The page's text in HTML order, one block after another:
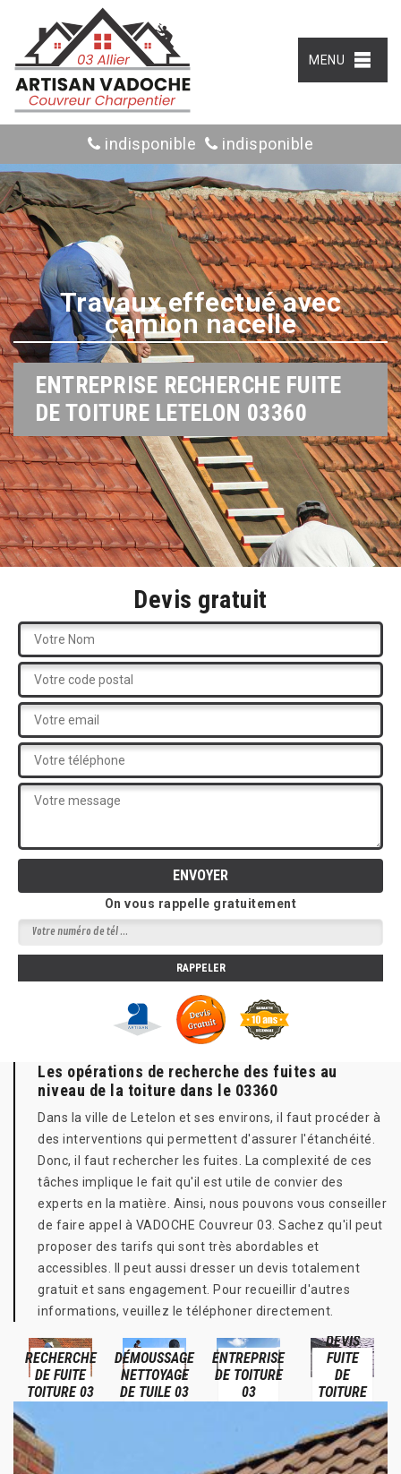
MENU
indisponible indisponible
Travaux effectué avec
camion nacelle
ENTREPRISE RECHERCHE FUITE
DE TOITURE LETELON 03360
Devis gratuit
On vous rappelle gratuitement
Les opérations de recherche des fuites au
niveau de la toiture dans le 03360
Dans la ville de Letelon et ses environs, il faut procéder à
des interventions qui permettent d'assurer l'étanchéité.
Donc, il faut rechercher les fuites. La complexité de ces
tâches implique le fait qu'il est utile de convier des
experts en la matière. Ainsi, nous pouvons vous conseiller
de faire appel à VADOCHE Couvreur 03. Sachez qu'il peut
proposer des tarifs qui sont très abordables et
accessibles. Il peut aussi dresser un devis totalement
gratuit et sans engagement. Pour recueillir d'autres
informations, veuillez le téléphoner directement.
DÉMOUSSAGE
NETTOYAGE
DE TUILE 03
ENTREPRISE
DE TOITURE
03
DEVIS
FUITE
DE
TOITURE
BÂCHAGE
DE
TOITURE
03